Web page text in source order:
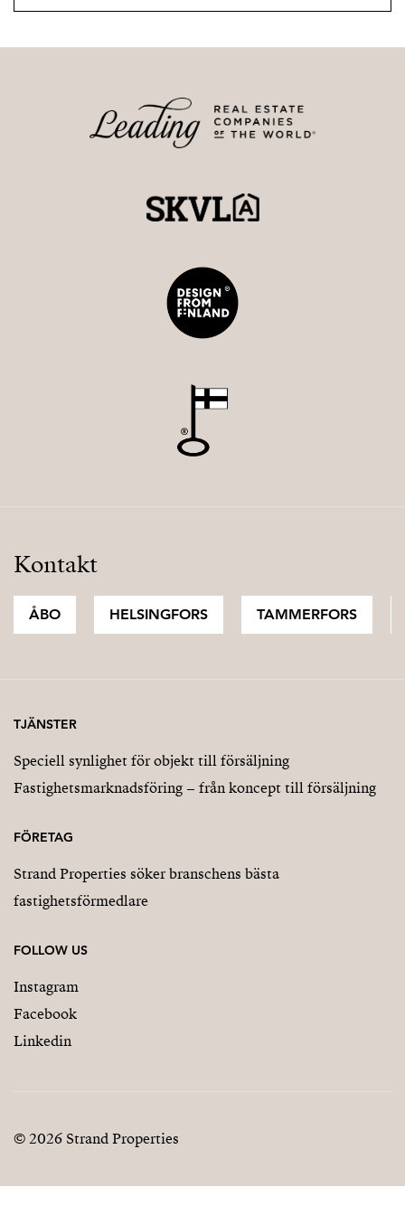
mahdollisuuksia, sillä tilaan on helppo toteuttaa
esimerkiksi kotikuntosali, harrastetila tai viinikellari.
Tämän kodin laatu, tunnelma ja maisemat ansaitsevat
tulla koetuiksi paikan päällä. Varaathan
Strand Properties Brand Partner
0400 934 113 – mia.kantonen@strand.fi
Kontakt
ÅBO HELSINGFORS TAMMERFORS
TJÄNSTER
Speciell synlighet för objekt till försäljning
Fastighetsmarknadsföring – från koncept till försäljning
FÖRETAG
Strand Properties söker branschens bästa
fastighetsförmedlare
FOLLOW US
Instagram
Facebook
Linkedin
© 2026 Strand Properties